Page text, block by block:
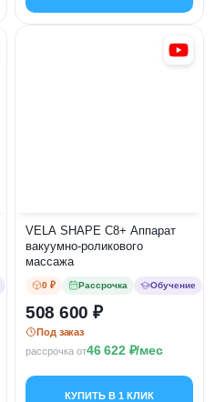
VELA SHAPE C8+ Аппарат
вакуумно-роликового
массажа
0 ₽ Рассрочка Обучение
508 600
Под заказ
рассрочка от46 622 /мес
КУПИТЬ В 1 КЛИК